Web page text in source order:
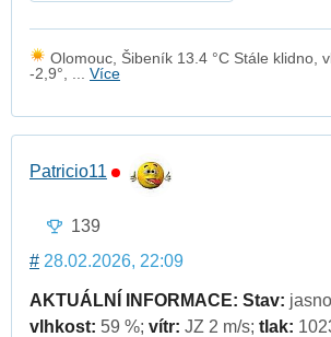
Olomouc, Šibeník 13.4 °C Stále klidno,
-2,9°, ... Více
Patricio11
139
# 28.02.2026, 22:09
AKTUÁLNÍ INFORMACE: Stav:
vlhkost: 59 %; vítr: JZ 2 m/s; tlak: